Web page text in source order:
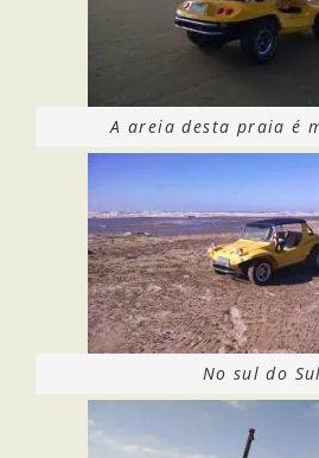
A areia desta praia é
No sul do